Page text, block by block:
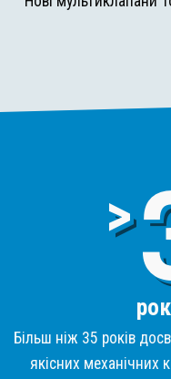
>
Більш ніж 35 років
якісних механічних